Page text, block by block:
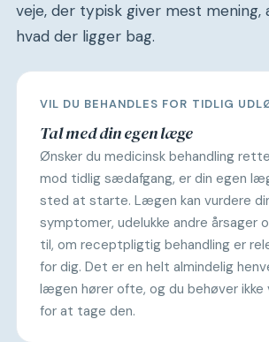
veje, der typisk giver mest
hvad der ligger bag.
VIL DU BEHANDLES FOR TIDLIG
Tal med din egen læge
Ønsker du medicinsk behandling
mod tidlig sædafgang, er din egen
sted at starte. Lægen kan vurdere
symptomer, udelukke andre årsager
til, om receptpligtig behandling er
for dig. Det er en helt almindelig
lægen hører ofte, og du behøver
for at tage den.